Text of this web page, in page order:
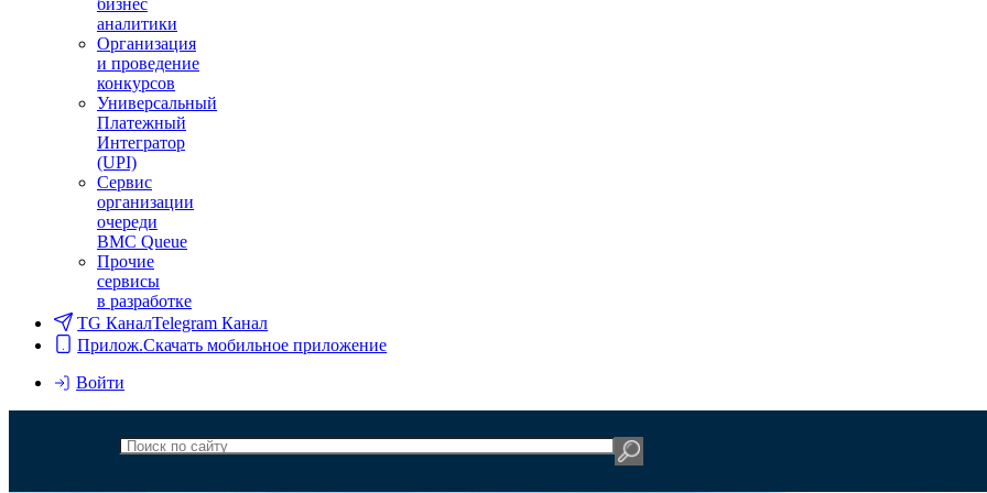
бизнес
аналитики
Организация
и проведение
конкурсов
Универсальный
Платежный
Интегратор
(UPI)
Сервис
организации
очереди
BMC Queue
Прочие
сервисы
в разработке
TG КаналTelegram Канал
Прилож.Скачать мобильное приложение
Войти